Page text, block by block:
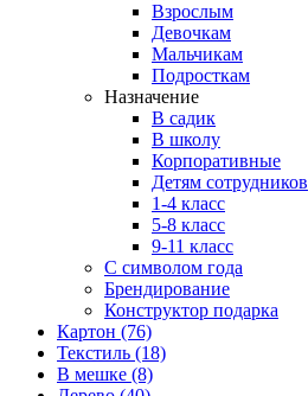
Взрослым
Девочкам
Мальчикам
Подросткам
Назначение
В садик
В школу
Корпоративные
Детям сотрудников
1-4 класс
5-8 класс
9-11 класс
С символом года
Брендирование
Конструктор подарка
Картон (76)
Текстиль (18)
В мешке (8)